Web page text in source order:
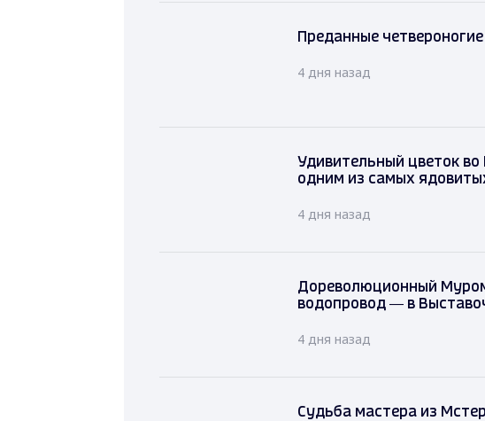
Преданные
4 дня назад
Удивительный цветок
одним из самых
4 дня назад
Дореволюционный
водопровод — в
4 дня назад
Судьба мастера из